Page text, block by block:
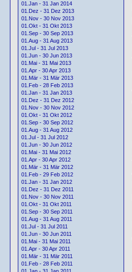
01.Jan - 31 Jan 2014
01.Dez - 31 Dez 2013
01.Nov - 30 Nov 2013
01.Okt - 31 Okt 2013
01.Sep - 30 Sep 2013
01.Aug - 31 Aug 2013
01.Jul - 31 Jul 2013
01.Jun - 30 Jun 2013
01.Mai - 31 Mai 2013
01.Apr - 30 Apr 2013
01.Mär - 31 Mär 2013
01.Feb - 28 Feb 2013
01.Jan - 31 Jan 2013
01.Dez - 31 Dez 2012
01.Nov - 30 Nov 2012
01.Okt - 31 Okt 2012
01.Sep - 30 Sep 2012
01.Aug - 31 Aug 2012
01.Jul - 31 Jul 2012
01.Jun - 30 Jun 2012
01.Mai - 31 Mai 2012
01.Apr - 30 Apr 2012
01.Mär - 31 Mär 2012
01.Feb - 29 Feb 2012
01.Jan - 31 Jan 2012
01.Dez - 31 Dez 2011
01.Nov - 30 Nov 2011
01.Okt - 31 Okt 2011
01.Sep - 30 Sep 2011
01.Aug - 31 Aug 2011
01.Jul - 31 Jul 2011
01.Jun - 30 Jun 2011
01.Mai - 31 Mai 2011
01.Apr - 30 Apr 2011
01.Mär - 31 Mär 2011
01.Feb - 28 Feb 2011